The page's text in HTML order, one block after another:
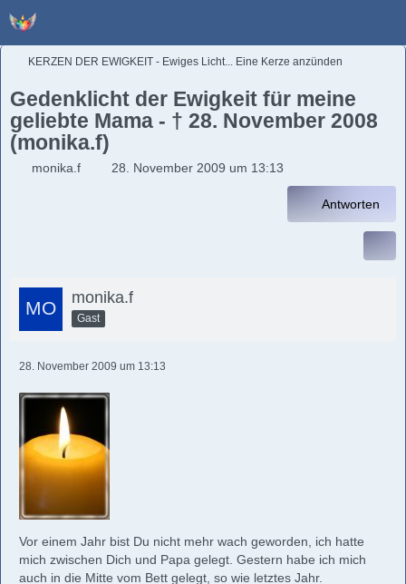
KERZEN DER EWIGKEIT - Ewiges Licht... Eine Kerze anzünden
Gedenklicht der Ewigkeit für meine
geliebte Mama - † 28. November 2008
(monika.f)
monika.f 28. November 2009 um 13:13
Antworten
monika.f
Gast
28. November 2009 um 13:13
Vor einem Jahr bist Du nicht mehr wach geworden, ich hatte
mich zwischen Dich und Papa gelegt. Gestern habe ich mich
auch in die Mitte vom Bett gelegt, so wie letztes Jahr.